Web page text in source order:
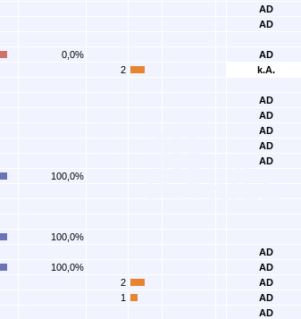
AD
AD
0,0% AD
2 k.A.
AD
AD
AD
AD
AD
100,0%
100,0%
AD
100,0% AD
2 AD
1 AD
AD